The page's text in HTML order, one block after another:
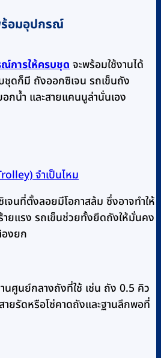
อมอุปกรณ์
การให้ครบชุดจะพร้อมใช้งานได้
ดก็มี ถังออกซิเจน รถเข็นถัง
กน้ำ และสายแคนนูล่านั่นเอง
จำเป็นไหม
เจนที่ตั้งลอยมีโอกาสล้ม ซึ่งอาจทำให้
ายแรง รถเข็นช่วยทั้งยึดถังให้มั่นคง
องยก
นศูนย์กลางถังที่ใช้ เช่น ถัง 0.5 คิว
ยรัดหรือโซ่คาดถังและฐานลึกพอที่